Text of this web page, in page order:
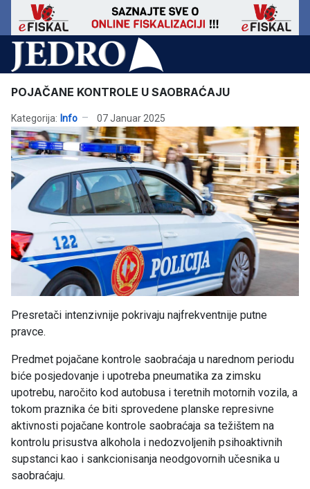
POJAČANE KONTROLE U SAOBRAĆAJU
Kategorija: Info 07 Januar 2025
Presretači intenzivnije pokrivaju najfrekventnije putne
pravce.
Predmet pojačane kontrole saobraćaja u narednom periodu
biće posjedovanje i upotreba pneumatika za zimsku
upotrebu, naročito kod autobusa i teretnih motornih vozila, a
tokom praznika će biti sprovedene planske represivne
aktivnosti pojačane kontrole saobraćaja sa težištem na
kontrolu prisustva alkohola i nedozvoljenih psihoaktivnih
supstanci kao i sankcionisanja neodgovornih učesnika u
saobraćaju.